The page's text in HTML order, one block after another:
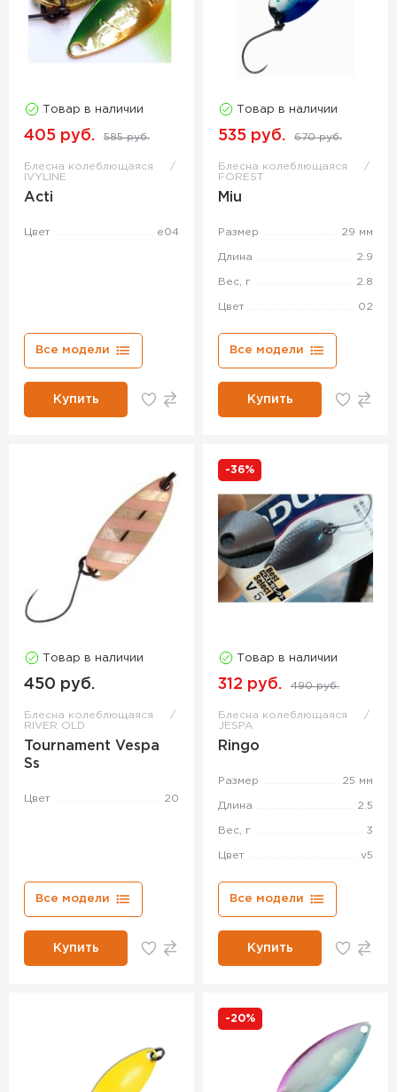
Товар в наличии
405 руб. 585 руб.
Блесна колеблющаяся
IVYLINE
Acti
Цвет e04
Все модели
Купить
Товар в наличии
535 руб. 670 руб.
Блесна колеблющаяся
FOREST
Miu
Размер 29 мм
Длина 2.9
Вес, г 2.8
Цвет 02
Все модели
Купить
Товар в наличии
450 руб.
Блесна колеблющаяся
RIVER OLD
Tournament Vespa
Ss
Цвет 20
Все модели
Купить
-36%
Товар в наличии
312 руб. 490 руб.
Блесна колеблющаяся
JESPA
Ringo
Размер 25 мм
Длина 2.5
Вес, г 3
Цвет v5
Все модели
Купить
-20%